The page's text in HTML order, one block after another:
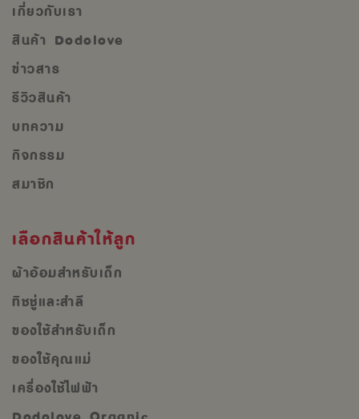
เกี่ยวกับเรา
สินค้า Dodolove
ข่าวสาร
รีวิวสินค้า
บทความ
กิจกรรม
สมาชิก
เลือกสินค้าให้ลูก
ผ้าอ้อมสำหรับเด็ก
ทิชชู่และสำลี
ของใช้สำหรับเด็ก
ของใช้คุณแม่
เครื่องใช้ไฟฟ้า